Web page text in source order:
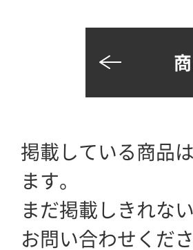
掲載している商品
ます。
まだ掲載しきれな
お問い合わせくださ